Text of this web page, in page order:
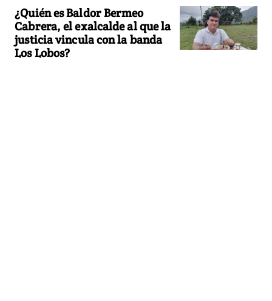
¿Quién es Baldor Bermeo
Cabrera, el exalcalde al que la
justicia vincula con la banda
Los Lobos?